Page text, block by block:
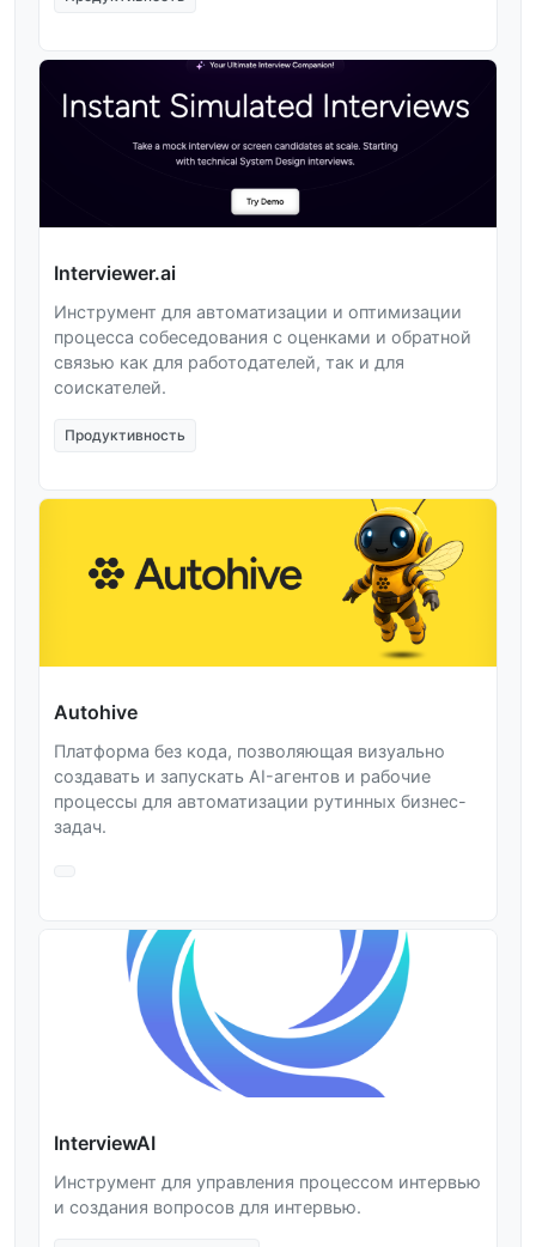
Interviewer.ai
Инструмент для автоматизации и оптимизации
процесса собеседования с оценками и обратной
связью как для работодателей, так и для
соискателей.
Продуктивность
Autohive
Платформа без кода, позволяющая визуально
создавать и запускать AI-агентов и рабочие
процессы для автоматизации рутинных бизнес-
задач.
InterviewAI
Инструмент для управления процессом интервью
и создания вопросов для интервью.